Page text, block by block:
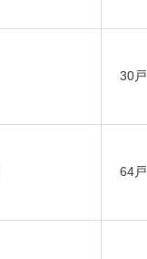
30戸
64戸